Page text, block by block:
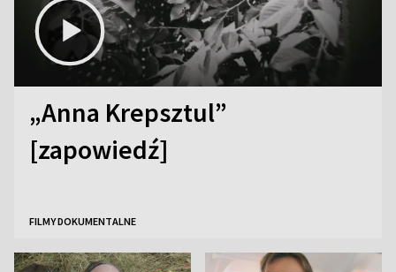
„Anna Krepsztul”
[zapowiedź]
FILMY DOKUMENTALNE